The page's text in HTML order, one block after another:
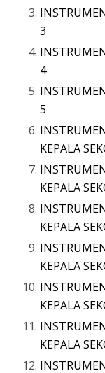
3
4
5
KEPALA
KEPALA
KEPALA
KEPALA
KEPALA
KEPALA